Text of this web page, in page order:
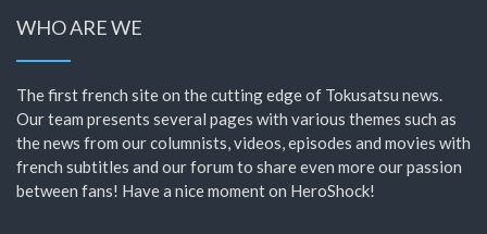
WHO ARE WE
The first french site on the cutting edge of Tokusatsu news.
Our team presents several pages with various themes such as
the news from our columnists, videos, episodes and movies with
french subtitles and our forum to share even more our passion
between fans! Have a nice moment on HeroShock!